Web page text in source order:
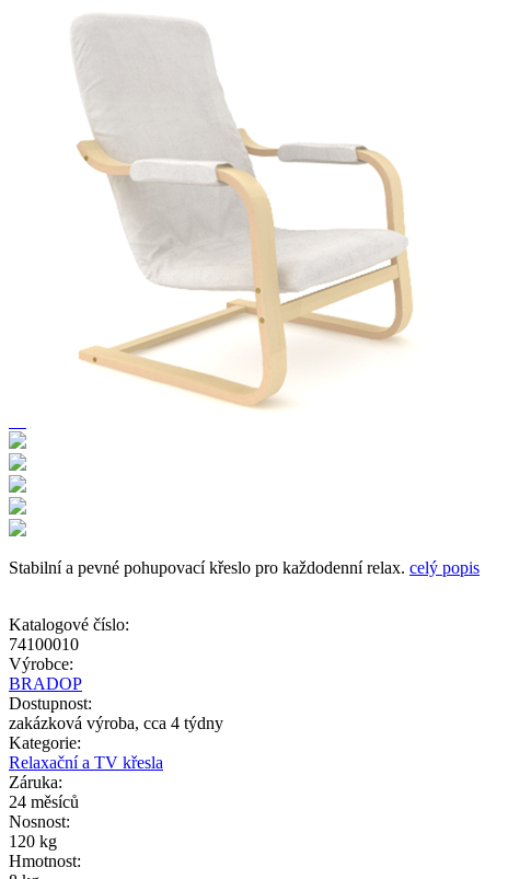
Stabilní a pevné pohupovací křeslo pro každodenní relax. celý popis
Katalogové číslo:
74100010
Výrobce:
BRADOP
Dostupnost:
zakázková výroba, cca 4 týdny
Kategorie:
Relaxační a TV křesla
Záruka:
24 měsíců
Nosnost:
120 kg
Hmotnost: